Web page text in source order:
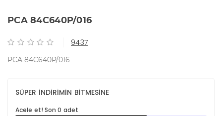
PCA 84C640P/016
9437
PCA 84C640P/016
SÜPER İNDİRİMİN BİTMESİNE
Acele et! Son 0 adet